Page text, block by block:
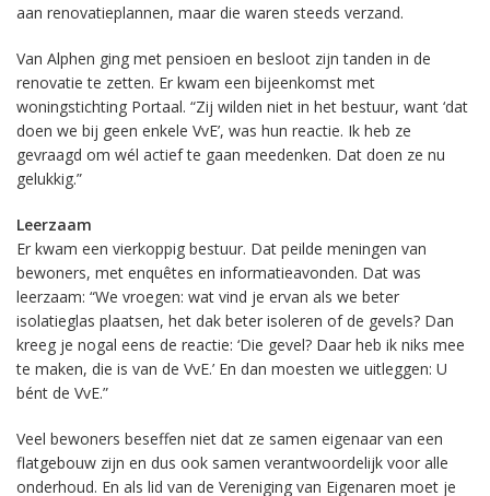
aan renovatieplannen, maar die waren steeds verzand.
Van Alphen ging met pensioen en besloot zijn tanden in de
renovatie te zetten. Er kwam een bijeenkomst met
woningstichting Portaal. “Zij wilden niet in het bestuur, want ‘dat
doen we bij geen enkele VvE’, was hun reactie. Ik heb ze
gevraagd om wél actief te gaan meedenken. Dat doen ze nu
gelukkig.”
Leerzaam
Er kwam een vierkoppig bestuur. Dat peilde meningen van
bewoners, met enquêtes en informatieavonden. Dat was
leerzaam: “We vroegen: wat vind je ervan als we beter
isolatieglas plaatsen, het dak beter isoleren of de gevels? Dan
kreeg je nogal eens de reactie: ‘Die gevel? Daar heb ik niks mee
te maken, die is van de VvE.’ En dan moesten we uitleggen: U
bént de VvE.”
Veel bewoners beseffen niet dat ze samen eigenaar van een
flatgebouw zijn en dus ook samen verantwoordelijk voor alle
onderhoud. En als lid van de Vereniging van Eigenaren moet je